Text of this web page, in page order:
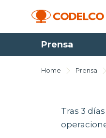
Prensa
Home Prensa
Tras 3